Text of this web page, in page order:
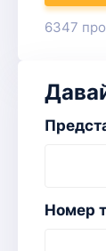
6347
Номер